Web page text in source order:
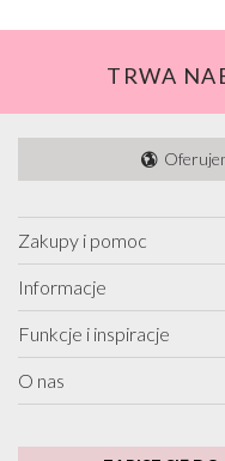
TRWA
Zakupy i pomoc
Informacje
Funkcje i inspiracje
O nas